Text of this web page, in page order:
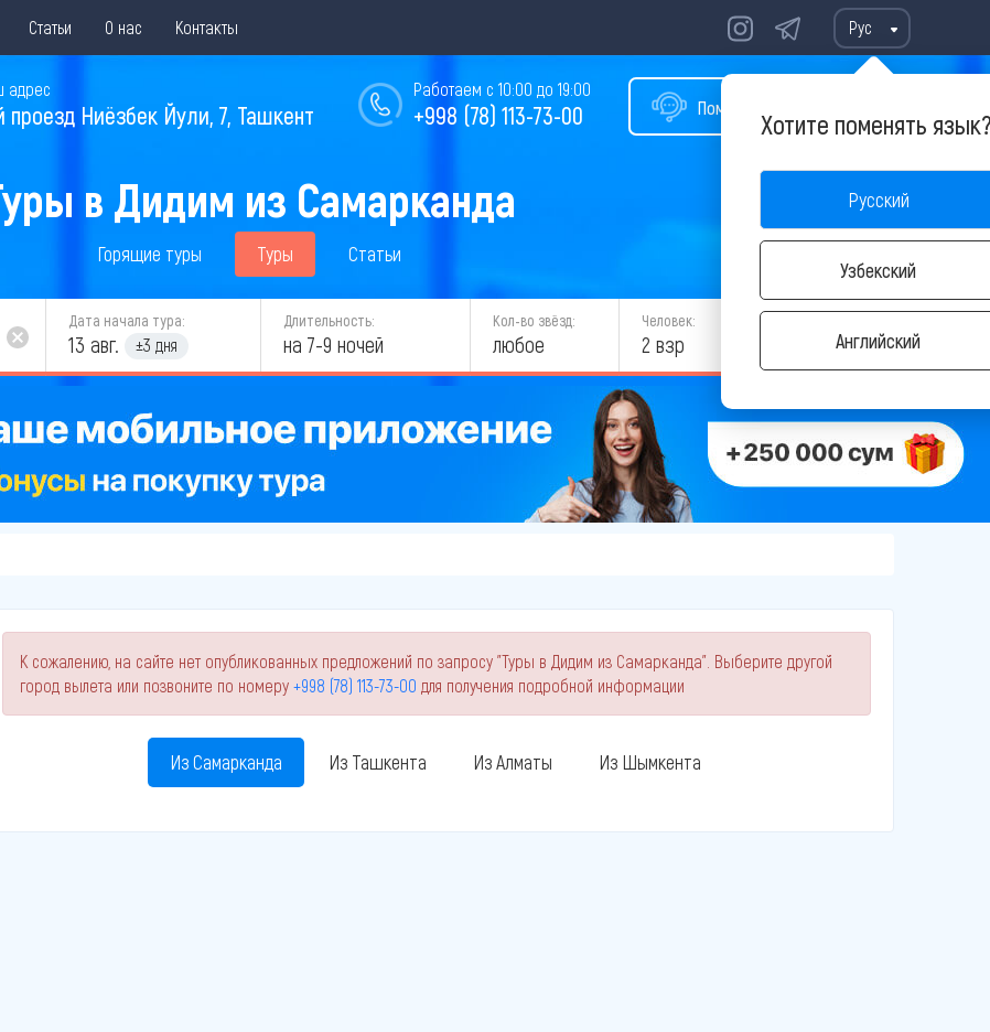
Статьи О нас Контакты Рус
Хотите поменять
Русский
Узбекский
Английский
Помощь в подборе тура
Работаем с 10:00 до 19:00
+998 (78) 113-73-00
адрес
проезд Ниёзбек Йули, 7, Ташкент
в Дидим из Самарканда
Горящие туры Туры Статьи
Дата начала тура:
13 авг. ±3 дня
Длительность:
на 7-9 ночей
Кол-во звёзд:
любое
Человек:
2 взр НАЙТИ
К сожалению, на сайте нет опубликованных предложений по запросу "Туры в Дидим из Самарканда". Выберите другой
город вылета или позвоните по номеру +998 (78) 113-73-00 для получения подробной информации
Из Самарканда Из Ташкента Из Алматы Из Шымкента